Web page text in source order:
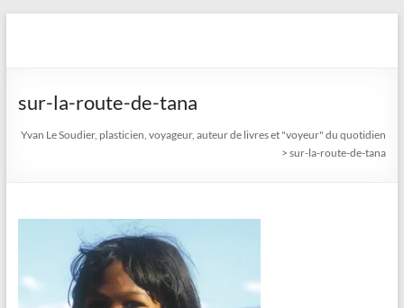
voyageur, auteur de livres
et "voyeur" du quotidien
sur-la-route-de-tana
Yvan Le Soudier, plasticien, voyageur, auteur de livres et "voyeur" du quotidien
>sur-la-route-de-tana